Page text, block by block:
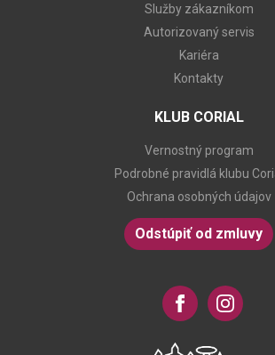
Služby zákazníkom
Autorizovaný servis
Kariéra
Kontakty
KLUB CORIAL
Vernostný program
Podrobné pravidlá klubu
Ochrana osobných údajov
Odstúpiť od zmluvy